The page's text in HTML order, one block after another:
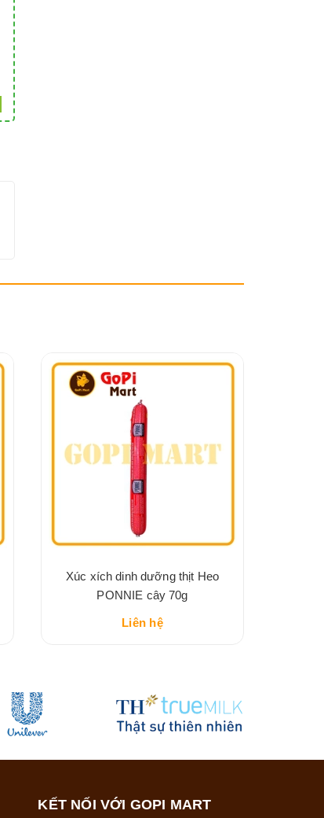
Xúc xích dinh dưỡng thịt Heo
PONNIE cây 70g
Liên hệ
KẾT NỐI VỚI GOPI MART